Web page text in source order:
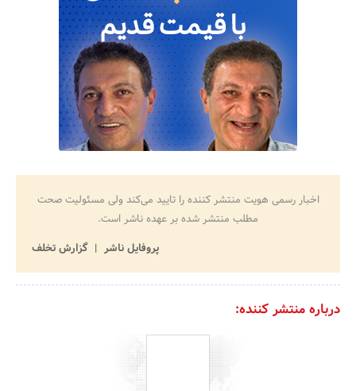
اخبار رسمی هویت منتشر کننده را تایید می‌کند ولی مسئولیت صحت
مطلب منتشر شده بر عهده ناشر است.
پروفایل ناشر
گزارش تخلف
درباره منتشر کننده: